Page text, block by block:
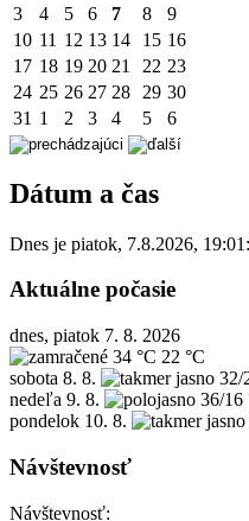
3
4 5 6 7 8
9
10 11 12 13 14 15 16
17 18 19 20 21 22 23
24 25 26 27 28 29 30
31 1 2 3 4 5 6
Dátum a čas
Dnes je piatok, 7.8.2026,
Aktuálne počasie
dnes, piatok 7. 8. 2026
34 °C 22 °C
sobota 8. 8.
32/
nedeľa 9. 8.
36/16
pondelok 10. 8.
Návštevnosť
Návštevnosť: